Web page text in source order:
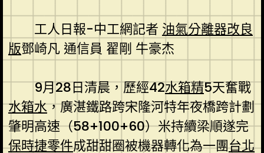
工人日報-中工網記者 油氣分離器改良
版鄧崎凡 通信員 翟剛 牛豪杰
9月28日清晨，歷經42水箱精5天奮戰
水箱水，廣湛鐵路跨宋隆河特年夜橋跨計劃
肇明高速（58+100+60）米持續梁順遂完
保時捷零件成甜甜圈被機器轉化為一團台北